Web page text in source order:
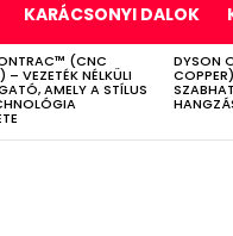
KARÁCSONYI DALOK
(CNC
– VEZETÉK NÉLKÜLI
AMELY A STÍLUS
DYSON